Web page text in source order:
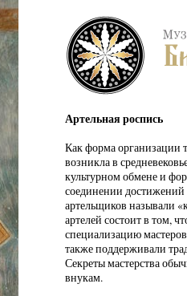
Артельная роспись
Как форма организации
возникла в
культурном обмене и
соединении
артельщиков называли
артелей состоит в том,
специализацию
также поддерживали
Секреты мастерства
внукам.